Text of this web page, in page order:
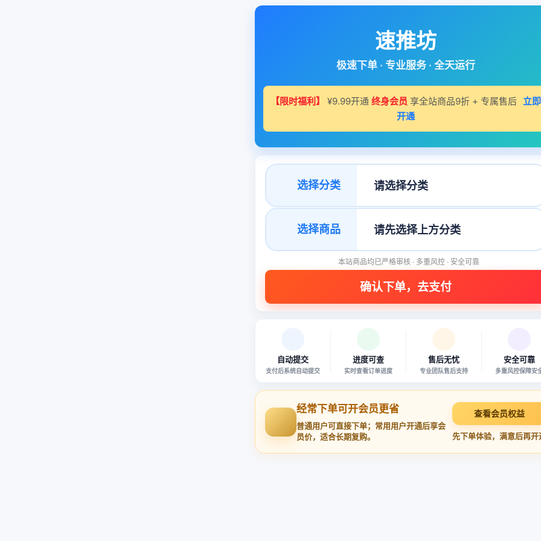
速推坊
极速下单 · 专业服务 · 全天运行
【限时福利】 ¥9.99开通 终身会员 享全站商品9折 + 专属售后 立即
开通
选择分类
选择商品
本站商品均已严格审核 · 多重风控 · 安全可靠
自动提交
支付后系统自动提交
进度可查
实时查看订单进度
售后无忧
专业团队售后支持
安全可靠
多重风控保障安
经常下单可开会员更省
普通用户可直接下单；常用用户开通后享会
员价，适合长期复购。
查看会员权益
先下单体验，满意后再开